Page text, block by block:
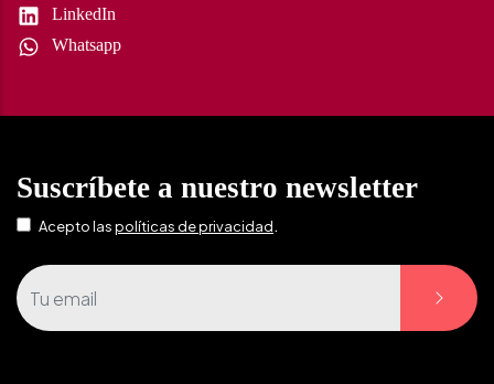
LinkedIn
Whatsapp
Suscríbete a nuestro newsletter
Acepto laspolíticas de privacidad.